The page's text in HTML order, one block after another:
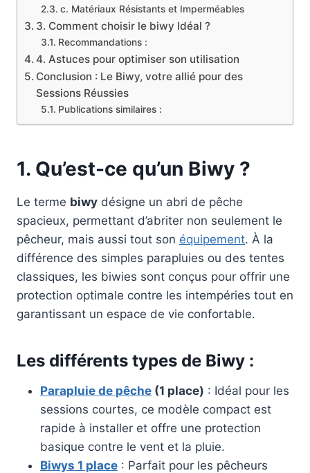
c. Matériaux Résistants et Imperméables
3. Comment choisir le biwy Idéal ?
Recommandations :
4. Astuces pour optimiser son utilisation
Conclusion : Le Biwy, votre allié pour des
Sessions Réussies
Publications similaires :
1. Qu’est-ce qu’un Biwy ?
Le terme biwy désigne un abri de pêche
spacieux, permettant d’abriter non seulement le
pêcheur, mais aussi tout son équipement. À la
différence des simples parapluies ou des tentes
classiques, les biwies sont conçus pour offrir une
protection optimale contre les intempéries tout en
garantissant un espace de vie confortable.
Les différents types de Biwy :
Parapluie de pêche (1 place) : Idéal pour les
sessions courtes, ce modèle compact est
rapide à installer et offre une protection
basique contre le vent et la pluie.
Biwys 1 place : Parfait pour les pêcheurs